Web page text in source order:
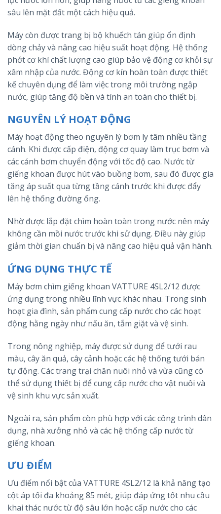
sâu lên mặt đất một cách hiệu quả.
Máy còn được trang bị bộ khuếch tán giúp ổn định
dòng chảy và nâng cao hiệu suất hoạt động. Hệ thống
phớt cơ khí chất lượng cao giúp bảo vệ động cơ khỏi sự
xâm nhập của nước. Động cơ kín hoàn toàn được thiết
kế chuyên dụng để làm việc trong môi trường ngập
nước, giúp tăng độ bền và tính an toàn cho thiết bị.
NGUYÊN LÝ HOẠT ĐỘNG
Máy hoạt động theo nguyên lý bơm ly tâm nhiều tầng
cánh. Khi được cấp điện, động cơ quay làm trục bơm và
các cánh bơm chuyển động với tốc độ cao. Nước từ
giếng khoan được hút vào buồng bơm, sau đó được gia
tăng áp suất qua từng tầng cánh trước khi được đẩy
lên hệ thống đường ống.
Nhờ được lắp đặt chìm hoàn toàn trong nước nên máy
không cần mồi nước trước khi sử dụng. Điều này giúp
giảm thời gian chuẩn bị và nâng cao hiệu quả vận hành.
ỨNG DỤNG THỰC TẾ
Máy bơm chìm giếng khoan VATTURE 4SL2/12 được
ứng dụng trong nhiều lĩnh vực khác nhau. Trong sinh
hoạt gia đình, sản phẩm cung cấp nước cho các hoạt
động hằng ngày như nấu ăn, tắm giặt và vệ sinh.
Trong nông nghiệp, máy được sử dụng để tưới rau
màu, cây ăn quả, cây cảnh hoặc các hệ thống tưới bán
tự động. Các trang trại chăn nuôi nhỏ và vừa cũng có
thể sử dụng thiết bị để cung cấp nước cho vật nuôi và
vệ sinh khu vực sản xuất.
Ngoài ra, sản phẩm còn phù hợp với các công trình dân
dụng, nhà xưởng nhỏ và các hệ thống cấp nước từ
giếng khoan.
ƯU ĐIỂM
Ưu điểm nổi bật của VATTURE 4SL2/12 là khả năng tạo
cột áp tối đa khoảng 85 mét, giúp đáp ứng tốt nhu cầu
khai thác nước từ độ sâu lớn hoặc cấp nước cho các